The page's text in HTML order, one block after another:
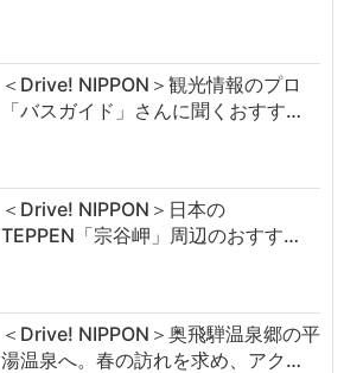
＜Drive! NIPPON＞観光情報のプロ
「バスガイド」さんに聞くおすす…
＜Drive! NIPPON＞日本の
TEPPEN「宗谷岬」周辺のおすす…
＜Drive! NIPPON＞奥飛騨温泉郷の平
湯温泉へ。春の訪れを求め、アク…